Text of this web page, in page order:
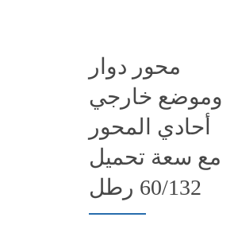
محور دوار
وموضع خارجي
أحادي المحور
مع سعة تحميل
60/132 رطل